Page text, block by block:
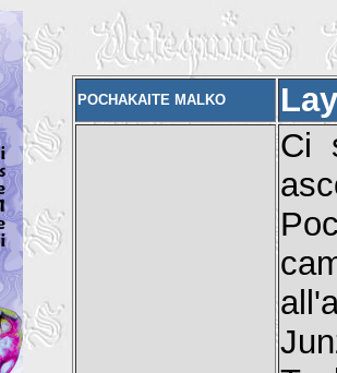
POCHAKAITE MALKO
Ci